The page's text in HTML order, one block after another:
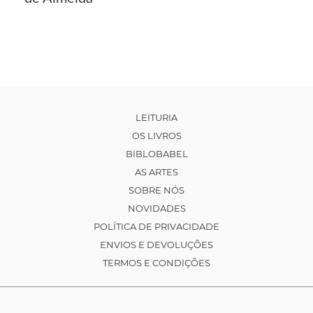
LEITURIA
OS LIVROS
BIBLOBABEL
AS ARTES
SOBRE NÓS
NOVIDADES
POLÍTICA DE PRIVACIDADE
ENVIOS E DEVOLUÇÕES
TERMOS E CONDIÇÕES